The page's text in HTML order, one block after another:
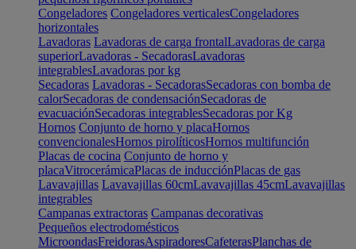
Congeladores Congeladores verticalesCongeladores
horizontales
Lavadoras Lavadoras de carga frontalLavadoras de carga
superiorLavadoras - SecadorasLavadoras
integrablesLavadoras por kg
Secadoras Lavadoras - SecadorasSecadoras con bomba de
calorSecadoras de condensaciónSecadoras de
evacuaciónSecadoras integrablesSecadoras por Kg
Hornos Conjunto de horno y placaHornos
convencionalesHornos pirolíticosHornos multifunción
Placas de cocina Conjunto de horno y
placaVitrocerámicaPlacas de inducciónPlacas de gas
Lavavajillas Lavavajillas 60cmLavavajillas 45cmLavavajillas
integrables
Campanas extractoras Campanas decorativas
Pequeños electrodomésticos
MicroondasFreidorasAspiradoresCafeterasPlanchas de